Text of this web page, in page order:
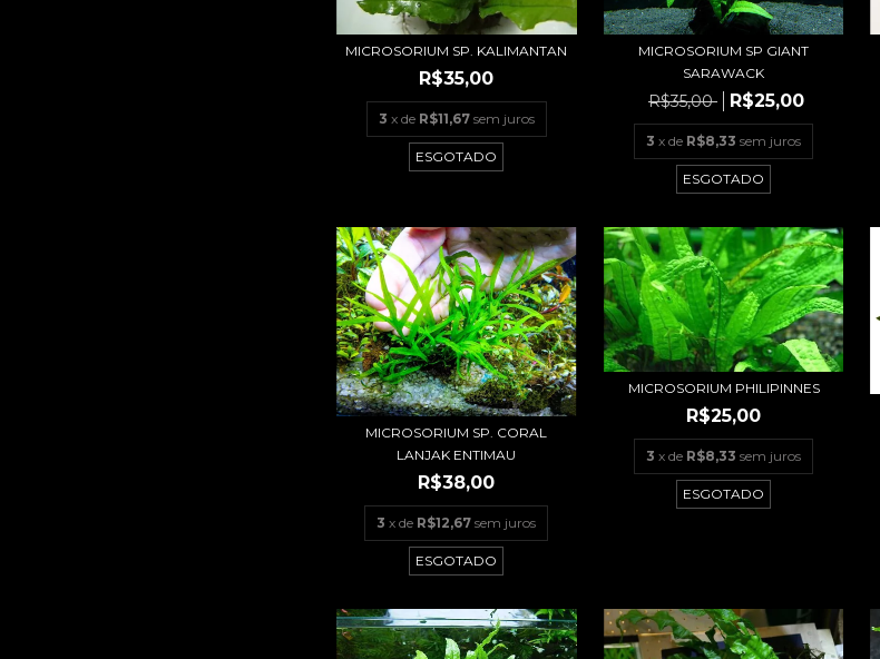
MICROSORIUM SP. KALIMANTAN
R$35,00
3 x de R$11,67 sem juros
ESGOTADO
MICROSORIUM SP GIANT
SARAWACK
R$35,00 R$25,00
3 x de R$8,33 sem juros
ESGOTADO
MICROSORIUM SP. CORAL
LANJAK ENTIMAU
R$38,00
3 x de R$12,67 sem juros
ESGOTADO
MICROSORIUM PHILIPINNES
R$25,00
3 x de R$8,33 sem juros
ESGOTADO